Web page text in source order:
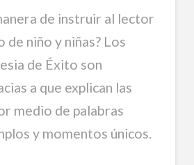
de instruir al lector
de niño y niñas? Los
de Éxito son
a que explican las
medio de palabras
y momentos únicos.